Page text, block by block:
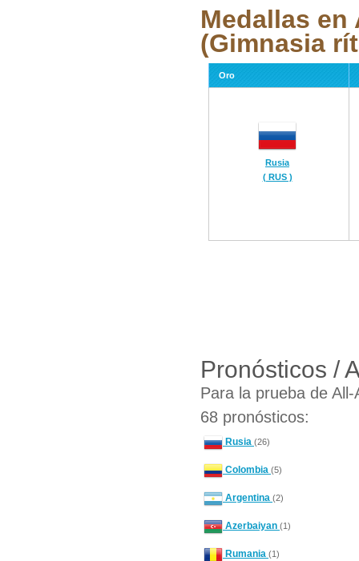
Medallas
(Gimnasia
Oro
Rusia
( RUS )
Pronósticos /
Para la prueba de
68 pronósticos:
Rusia (26)
Colombia (5)
Argentina (2)
Azerbaiyan (1)
Rumania (1)